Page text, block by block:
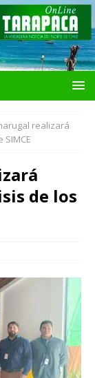
realizará
de los